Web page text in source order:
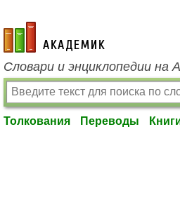
academic.ru
Словари и энциклопедии на
Толкования Переводы